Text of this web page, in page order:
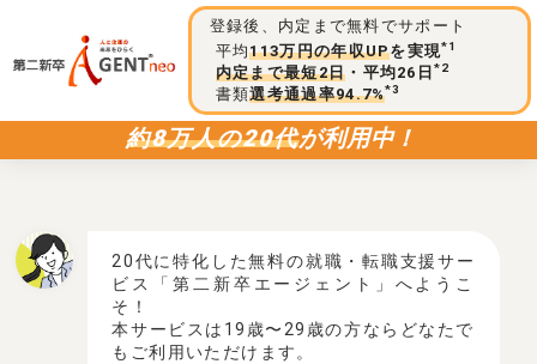
登録後、内定まで無料でサポート
平均113万円の年収UPを実現*1
内定まで最短2日 ・平均26日*2
書類選考通過率94.7%*3
約8万人の20代が利用中！
20代に特化した無料の就職・転職支援サー
ビス「第二新卒エージェント」へようこ
そ！
本サービスは19歳〜29歳の方ならどなたで
もご利用いただけます。